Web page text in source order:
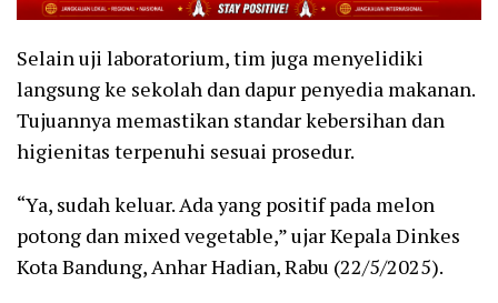
Selain uji laboratorium, tim juga menyelidiki
langsung ke sekolah dan dapur penyedia makanan.
Tujuannya memastikan standar kebersihan dan
higienitas terpenuhi sesuai prosedur.
“Ya, sudah keluar. Ada yang positif pada melon
potong dan mixed vegetable,” ujar Kepala Dinkes
Kota Bandung, Anhar Hadian, Rabu (22/5/2025).